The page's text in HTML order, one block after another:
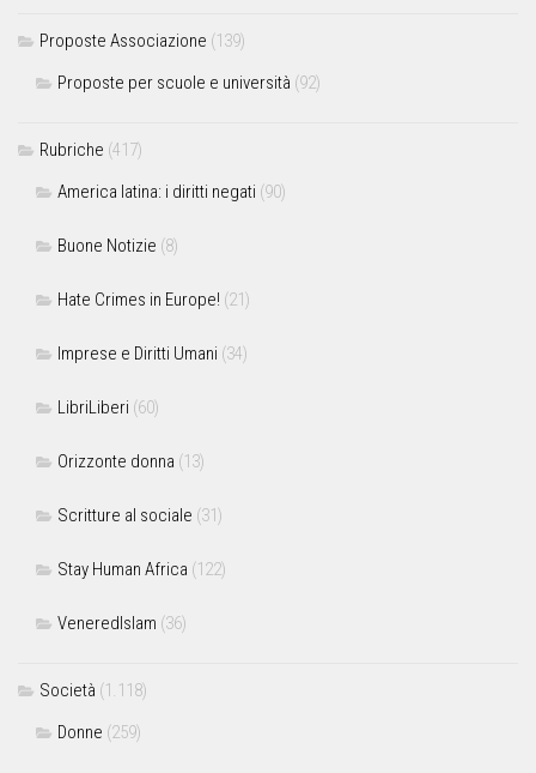
Proposte Associazione (139)
Proposte per scuole e università (92)
Rubriche (417)
America latina: i diritti negati (90)
Buone Notizie (8)
Hate Crimes in Europe! (21)
Imprese e Diritti Umani (34)
LibriLiberi (60)
Orizzonte donna (13)
Scritture al sociale (31)
Stay Human Africa (122)
VeneredIslam (36)
Società (1.118)
Donne (259)